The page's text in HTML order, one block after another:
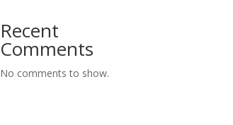
Recent
Comments
No comments to show.